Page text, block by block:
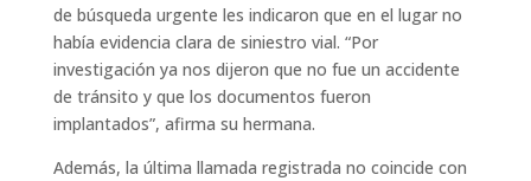
de búsqueda urgente les indicaron que en el lugar no
había evidencia clara de siniestro vial. “Por
investigación ya nos dijeron que no fue un accidente
de tránsito y que los documentos fueron
implantados”, afirma su hermana.
Además, la última llamada registrada no coincide con